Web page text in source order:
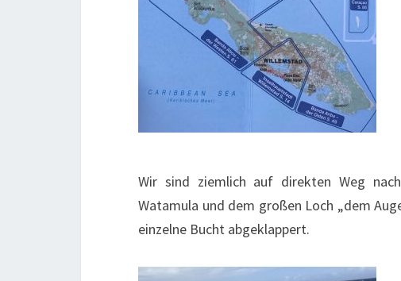
Wir sind ziemlich auf direkten Weg
Watamula und dem großen Loch „dem
einzelne Bucht abgeklappert.